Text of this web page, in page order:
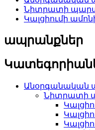
Նիտրատի
Կալցիումի
ապրանքներ
Անօրգանական
Նիտրատի